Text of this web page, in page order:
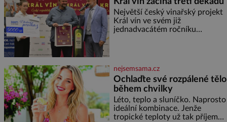
co nedokážou Němci – to
dokáže český král. Nebo že by
ne? Mongolové od roku 1223
postupují podél Kaspického a
Největší český vinařský projekt
Král vín ve svém již
jednadvacátém ročníku
nejsemsama.cz
Ochlaďte své rozpálené tělo
během chvilky
Léto, teplo a sluníčko. Naprosto
ideální kombinace. Jenže
tropické teploty už tak příjemné